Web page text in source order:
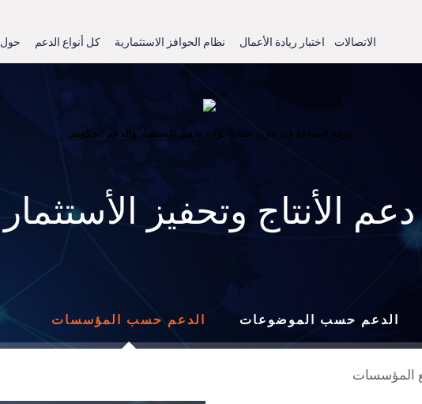
حول كل أنواع الدعم نظام الحوافز الاستثمارية اختبار ريادة الأعمال الاتصالات
غرفة الصناعة في غازي عنتاب بوابة تحفيز الاستثمار والدعم الحكومي
دعم الأنتاج وتحفيز الأستثمار
الدعم حسب المؤسسات الدعم حسب الموضوعات
المؤسسات